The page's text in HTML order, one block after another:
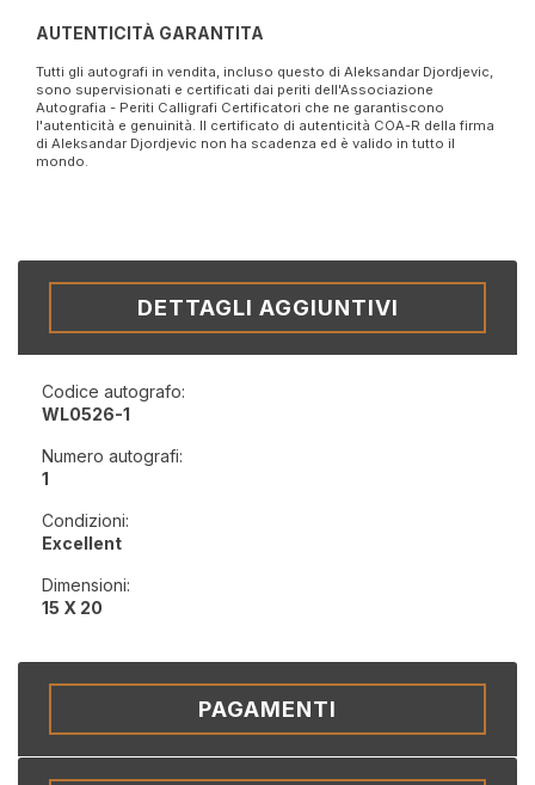
AUTENTICITÀ GARANTITA
Tutti gli autografi in vendita, incluso questo di Aleksandar Djordjevic,
sono supervisionati e certificati dai periti dell'Associazione
Autografia - Periti Calligrafi Certificatori che ne garantiscono
l'autenticità e genuinità. Il certificato di autenticità COA-R della firma
di Aleksandar Djordjevic non ha scadenza ed è valido in tutto il
mondo.
DETTAGLI AGGIUNTIVI
Codice autografo:
WL0526-1
Numero autografi:
1
Condizioni:
Excellent
Dimensioni:
15 X 20
PAGAMENTI